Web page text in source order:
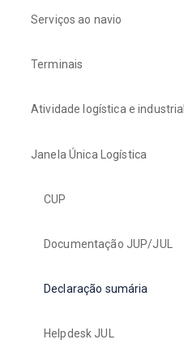
Serviços ao navio
Terminais
Atividade logística e industrial
Janela Única Logística
CUP
Documentação JUP/JUL
Declaração sumária
Helpdesk JUL